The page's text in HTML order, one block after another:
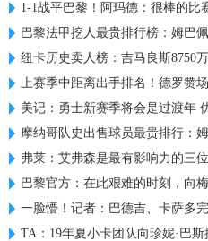
1-1战平巴黎！阿玛德：很棒的比
巴黎法甲挖人最贵排行榜：姆巴佩
纽卡历史卖人榜：吉马良斯8750
上赛季中距离出手排名！德罗赞
美记：勇士新赛季将会是过渡年
摩纳哥队史出售球员最贵排行：
弗莱：艾弗森是最有影响力的三
巴黎官方：在此艰难的时刻，向梅
一脸懵！记者：巴德吉、卡萨多完
TA：19年夏小卡团队向珍妮·巴